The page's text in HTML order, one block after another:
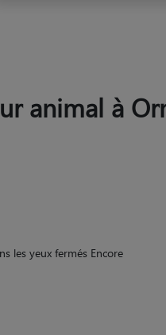
animal à
à la restitution des
photos/vidéos à chacun